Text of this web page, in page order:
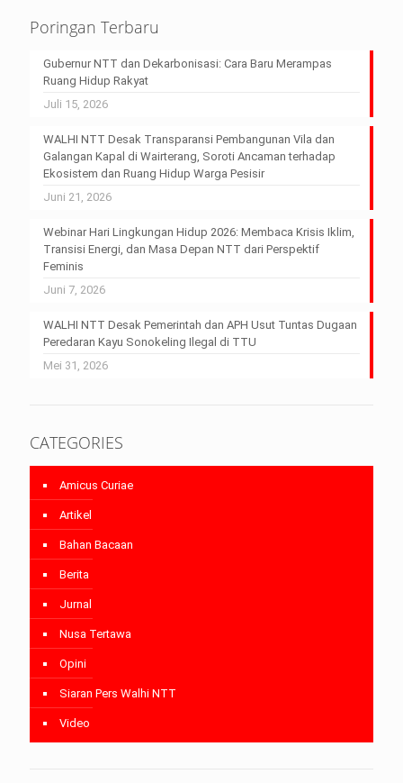
Poringan Terbaru
Gubernur NTT dan Dekarbonisasi: Cara Baru Merampas
Ruang Hidup Rakyat
Juli 15, 2026
WALHI NTT Desak Transparansi Pembangunan Vila dan
Galangan Kapal di Wairterang, Soroti Ancaman terhadap
Ekosistem dan Ruang Hidup Warga Pesisir
Juni 21, 2026
Webinar Hari Lingkungan Hidup 2026: Membaca Krisis Iklim,
Transisi Energi, dan Masa Depan NTT dari Perspektif
Feminis
Juni 7, 2026
WALHI NTT Desak Pemerintah dan APH Usut Tuntas Dugaan
Peredaran Kayu Sonokeling Ilegal di TTU
Mei 31, 2026
CATEGORIES
Amicus Curiae
Artikel
Bahan Bacaan
Berita
Jurnal
Nusa Tertawa
Opini
Siaran Pers Walhi NTT
Video